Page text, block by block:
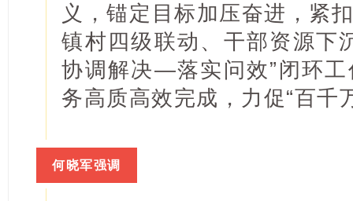
义，锚定目标加压奋进，紧
镇村四级联动、干部资源下
协调解决—落实问效”闭环
务高质高效完成，力促“百千
何晓军强调